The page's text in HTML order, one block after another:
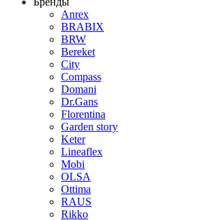
Anrex
BRABIX
BRW
Bereket
City
Compass
Domani
Dr.Gans
Florentina
Garden story
Keter
Lineaflex
Mobi
OLSA
Ottima
RAUS
Rikko